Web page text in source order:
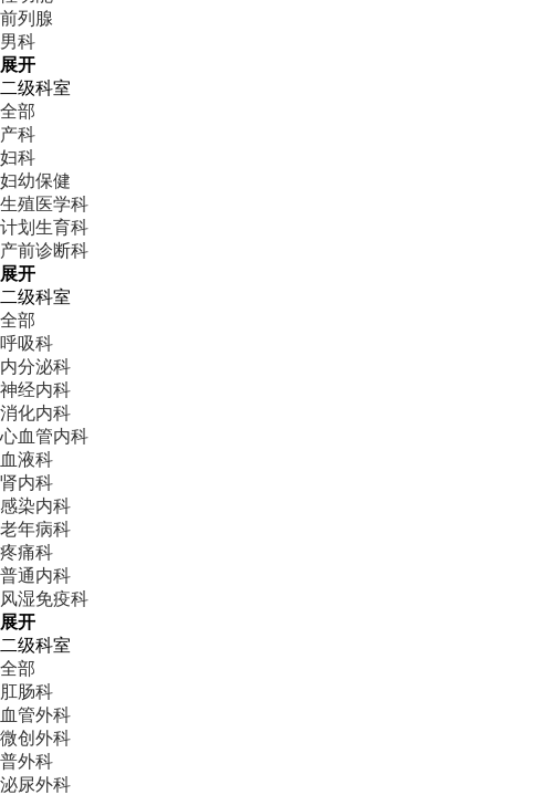
前列腺
男科
展开
二级科室
全部
产科
妇科
妇幼保健
生殖医学科
计划生育科
产前诊断科
展开
二级科室
全部
呼吸科
内分泌科
神经内科
消化内科
心血管内科
血液科
肾内科
感染内科
老年病科
疼痛科
普通内科
风湿免疫科
展开
二级科室
全部
肛肠科
血管外科
微创外科
普外科
泌尿外科